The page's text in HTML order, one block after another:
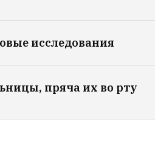
исследования
пряча их во рту